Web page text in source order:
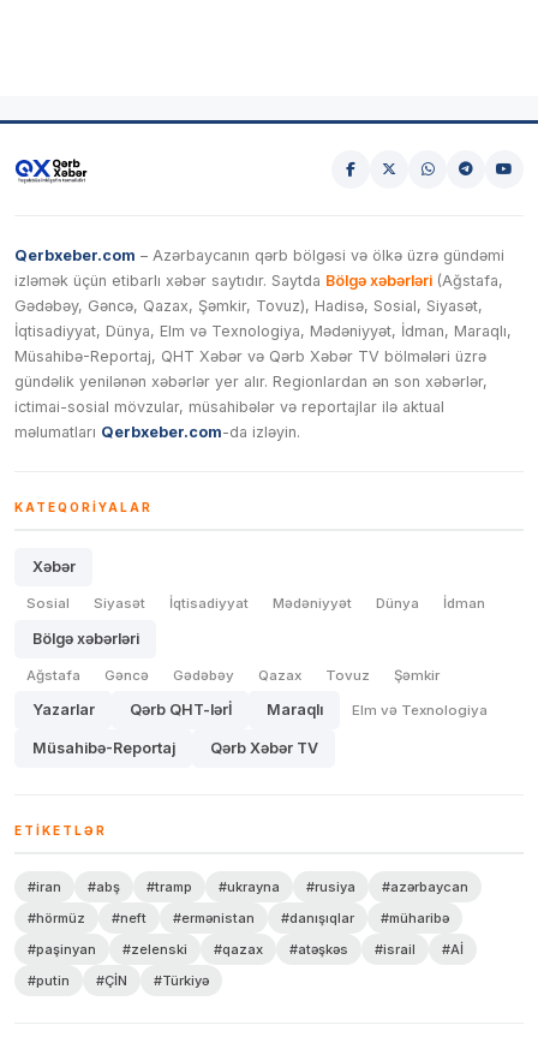
Qerbxeber.com – Azərbaycanın qərb bölgəsi və ölkə üzrə gündəmi
izləmək üçün etibarlı xəbər saytıdır. Saytda Bölgə xəbərləri (Ağstafa,
Gədəbəy, Gəncə, Qazax, Şəmkir, Tovuz), Hadisə, Sosial, Siyasət,
İqtisadiyyat, Dünya, Elm və Texnologiya, Mədəniyyət, İdman, Maraqlı,
Müsahibə-Reportaj, QHT Xəbər və Qərb Xəbər TV bölmələri üzrə
gündəlik yenilənən xəbərlər yer alır. Regionlardan ən son xəbərlər,
ictimai-sosial mövzular, müsahibələr və reportajlar ilə aktual
məlumatları Qerbxeber.com-da izləyin.
KATEQORIYALAR
Xəbər
Sosial Siyasət İqtisadiyyat Mədəniyyət Dünya İdman
Bölgə xəbərləri
Ağstafa Gəncə Gədəbəy Qazax Tovuz Şəmkir
Yazarlar Qərb QHT-lərİ Maraqlı Elm və Texnologiya
Müsahibə-Reportaj Qərb Xəbər TV
ETIKETLƏR
#iran #abş #tramp #ukrayna #rusiya
#azərbaycan
#hörmüz
#neft #ermənistan #danışıqlar
#müharibə
#paşinyan
#zelenski #qazax #atəşkəs #israil
#Aİ
#putin
#ÇİN #Türkiyə